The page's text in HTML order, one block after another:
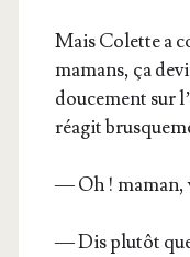
Mais Colette a
mamans, ça
dou­ce­ment sur
réagit
— Oh ! maman,
— Dis plu­tôt